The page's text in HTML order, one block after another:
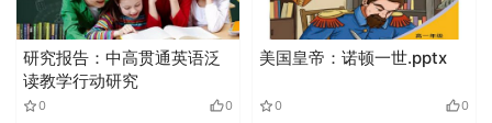
研究报告：中高贯通英语泛
读教学行动研究
0 0
美国皇帝：诺顿一世.pptx
0 0